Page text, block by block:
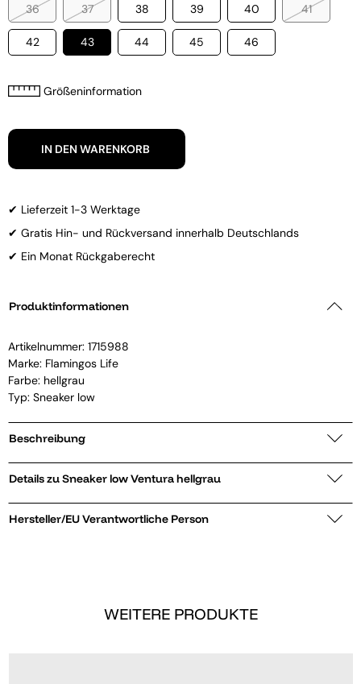
36 37 38 39 40 41
42 43 44 45 46
Größeninformation
IN DEN WARENKORB
✔ Lieferzeit 1-3 Werktage
✔ Gratis Hin- und Rückversand innerhalb Deutschlands
✔ Ein Monat Rückgaberecht
Produktinformationen
Artikelnummer: 1715988
Marke: Flamingos Life
Farbe: hellgrau
Typ: Sneaker low
Beschreibung
Details zu Sneaker low Ventura hellgrau
Hersteller/EU Verantwortliche Person
WEITERE PRODUKTE